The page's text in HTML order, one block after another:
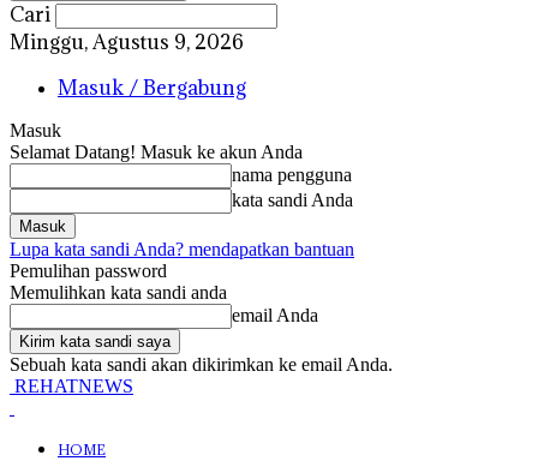
Cari
Minggu, Agustus 9, 2026
Masuk / Bergabung
Masuk
Selamat Datang! Masuk ke akun Anda
nama pengguna
kata sandi Anda
Lupa kata sandi Anda? mendapatkan bantuan
Pemulihan password
Memulihkan kata sandi anda
email Anda
Sebuah kata sandi akan dikirimkan ke email Anda.
REHATNEWS
HOME